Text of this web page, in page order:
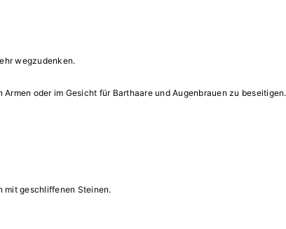
wegzudenken.
oder im Gesicht für Barthaare und Augenbrauen zu beseitigen.
mit geschliffenen Steinen.